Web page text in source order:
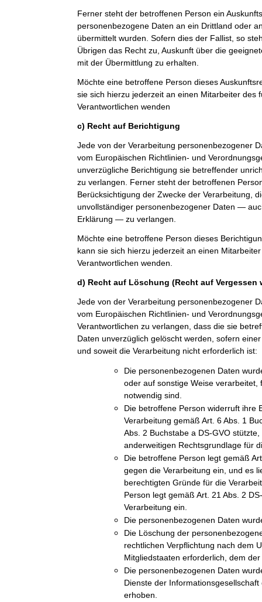
Ferner steht der betroffenen Person ein
personenbezogene Daten an ein Drittland oder
übermittelt wurden. Sofern dies der Fallist, so
Übrigen das Recht zu, Auskunft über die
mit der Übermittlung zu erhalten.
Möchte eine betroffene Person dieses
sie sich hierzu jederzeit an einen Mitarbeiter des
Verantwortlichen wenden
c) Recht auf Berichtigung
Jede von der Verarbeitung personenbezogener
vom Europäischen Richtlinien- und
unverzügliche Berichtigung sie betreffender
zu verlangen. Ferner steht der betroffenen
Berücksichtigung der Zwecke der Verarbeitung,
unvollständiger personenbezogener Daten —
Erklärung — zu verlangen.
Möchte eine betroffene Person dieses
kann sie sich hierzu jederzeit an einen
Verantwortlichen wenden.
d) Recht auf Löschung (Recht auf Vergessen
Jede von der Verarbeitung personenbezogener
vom Europäischen Richtlinien- und
Verantwortlichen zu verlangen, dass die sie
Daten unverzüglich gelöscht werden, sofern
und soweit die Verarbeitung nicht erforderlich ist:
Die personenbezogenen Daten
oder auf sonstige Weise verarbeitet,
notwendig sind.
Die betroffene Person widerruft ihre
Verarbeitung gemäß Art. 6 Abs. 1
Abs. 2 Buchstabe a DS-GVO
anderweitigen Rechtsgrundlage für
Die betroffene Person legt gemäß
gegen die Verarbeitung ein, und es
berechtigten Gründe für die
Person legt gemäß Art. 21 Abs. 2
Verarbeitung ein.
Die personenbezogenen Daten
Die Löschung der
rechtlichen Verpflichtung nach dem
Mitgliedstaaten erforderlich, dem
Die personenbezogenen Daten
Dienste der
erhoben.